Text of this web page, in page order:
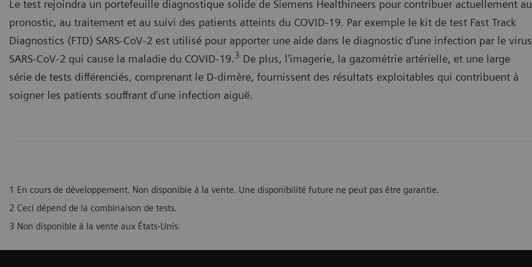
Le test rejoindra un portefeuille diagnostique solide de Siemens Healthineers pour contribuer actuellement au
pronostic, au traitement et au suivi des patients atteints du COVID-19. Par exemple le kit de test Fast Track
Diagnostics (FTD) SARS-CoV-2 est utilisé pour apporter une aide dans le diagnostic d’une infection par le virus
SARS-CoV-2 qui cause la maladie du COVID-19.3 De plus, l’imagerie, la gazométrie artérielle, et une large
série de tests différenciés, comprenant le D-dimère, fournissent des résultats exploitables qui contribuent à
soigner les patients souffrant d’une infection aiguë.
1 En cours de développement. Non disponible à la vente. Une disponibilité future ne peut pas être garantie.
2 Ceci dépend de la combinaison de tests.
3 Non disponible à la vente aux États-Unis.